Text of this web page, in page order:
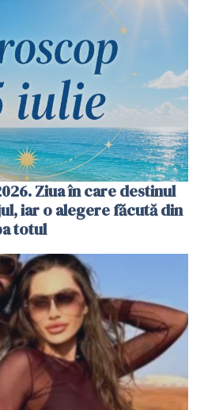
Ziua în care destinul
iar o alegere făcută din
totul